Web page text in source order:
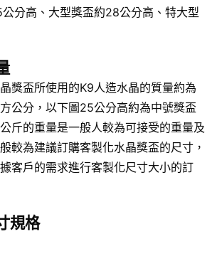
分高、大型獎盃約28公分高、特大型
獎盃所使用的K9人造水晶的質量約為
公分，以下圖25公分高約為中號獎盃
斤的重量是一般人較為可接受的重量及
較為建議訂購客製化水晶獎盃的尺寸，
客戶的需求進行客製化尺寸大小的訂
規格